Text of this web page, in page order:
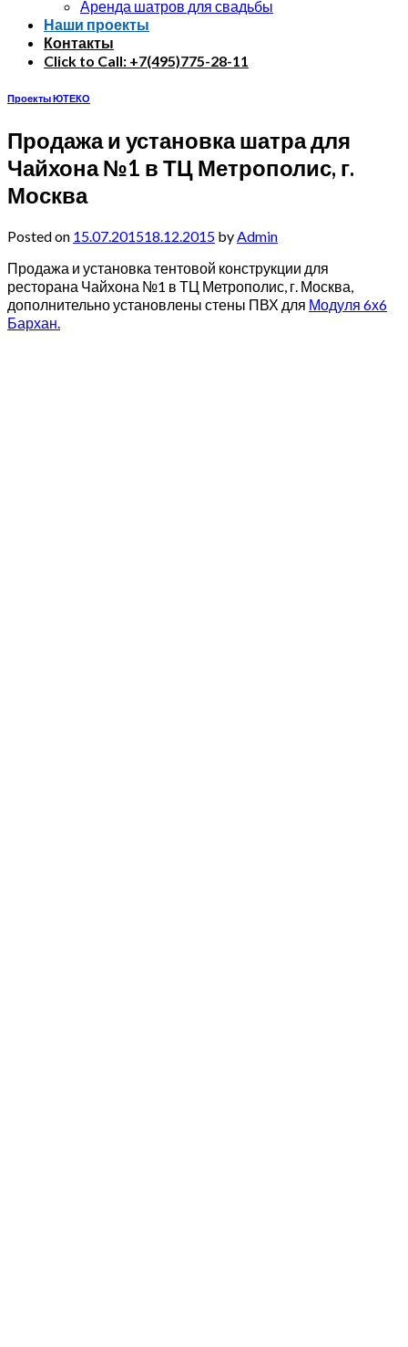
Аренда шатров для свадьбы
Наши проекты
Контакты
Click to Call: +7(495)775-28-11
Проекты ЮТЕКО
Продажа и установка шатра для
Чайхона №1 в ТЦ Метрополис, г.
Москва
Posted on 15.07.201518.12.2015 byAdmin
Продажа и установка тентовой конструкции для
ресторана Чайхона №1 в ТЦ Метрополис, г. Москва,
дополнительно установлены стены ПВХ для Модуля 6х6
Бархан.